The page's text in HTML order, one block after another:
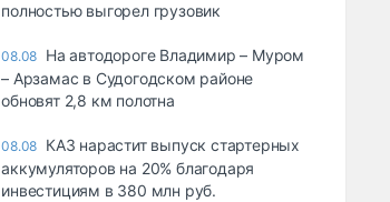
полностью выгорел грузовик
08.08 На автодороге Владимир – Муром
– Арзамас в Судогодском районе
обновят 2,8 км полотна
08.08 КАЗ нарастит выпуск стартерных
аккумуляторов на 20% благодаря
инвестициям в 380 млн руб.